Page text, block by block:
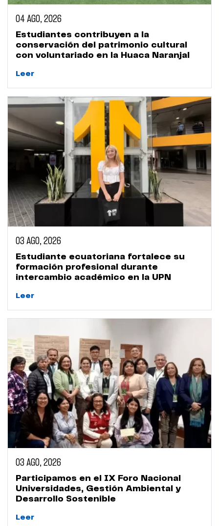
04 AGO, 2026
Estudiantes contribuyen a la
conservación del patrimonio cultural
con voluntariado en la Huaca Naranjal
Leer
03 AGO, 2026
Estudiante ecuatoriana fortalece su
formación profesional durante
intercambio académico en la UPN
Leer
03 AGO, 2026
Participamos en el IX Foro Nacional
Universidades, Gestión Ambiental y
Desarrollo Sostenible
Leer